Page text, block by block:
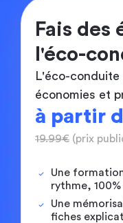
Fais des
l'éco-
L'éco-
économies et
à partir
19.99€ (prix
Une
rythme,
Une
fiches